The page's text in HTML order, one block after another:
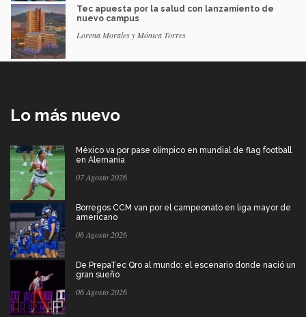
Tec apuesta por la salud con lanzamiento de
nuevo campus
Lorena Morales y Mónica Torres
Lo más nuevo
México va por pase olímpico en mundial de flag football
en Alemania
07 Agosto 2026
Borregos CCM van por el campeonato en liga mayor de
americano
06 Agosto 2026
De PrepaTec Qro al mundo: el escenario donde nació un
gran sueño
06 Agosto 2026